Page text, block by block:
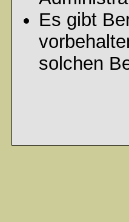
Es gibt
solchen